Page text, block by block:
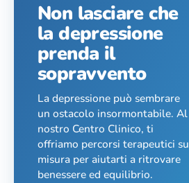
Non lasciare che
la depressione
prenda il
sopravvento
La depressione può sembrare
un ostacolo insormontabile. Al
nostro Centro Clinico, ti
offriamo percorsi terapeutici su
misura per aiutarti a ritrovare
benessere ed equilibrio.